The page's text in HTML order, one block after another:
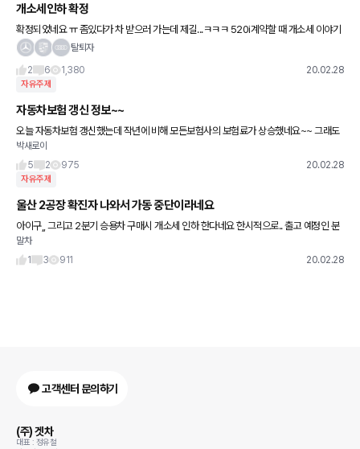
개소세인하 확정
확정되었네요 ㅠ 좀있다가 차 받으러 가는데 제길...ㅋㅋㅋ 520i계약할 때 개소세 이야기
나오긴 했는데 이것저것 무이자에 프로모션 1,2장 받아서 소급 해주면 좋고 아니면 말고탈퇴자
2
6 1,380 20.02.28
자유주제
자동차보험 갱신 정보~~
오늘 자동차보험 갱신했는데 작년에 비해 모든보험사의 보험료가 상승했네요~~ 그래도
4군데 정도 비교하고 제일 저렴한 보험사로 갱신했습니다. 다들 블랙박스에 관한 특약을
알고 계시죠. 그리고 만5세자
박새로이
5
2 975 20.02.28
자유주제
울산 2공장 확진자 나와서 가동 중단이라네요
아이구,, 그리고 2분기 승용차 구매시 개소세 인하 한다네요 한시적으로.. 출고 예정인 분
들은 확인 한번 해보시길
말차
1
3 911 20.02.28
고객센터 문의하기
(주) 겟차
대표 : 정유철